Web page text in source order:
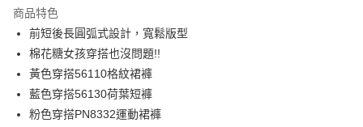
Apple Pay
Google Pay
ATM付款
商品特色
前短後長圓弧式設計，寬鬆版型
棉花糖女孩穿搭也沒問題!!
黃色穿搭56110格紋裙褲
藍色穿搭56130荷葉短褲
粉色穿搭PN8332運動裙褲